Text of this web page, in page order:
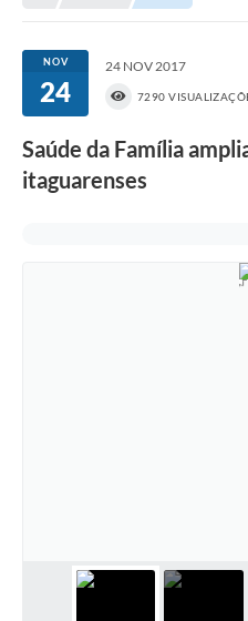
NOV
24
24 NOV 2017
7290
Saúde da Família
itaguarenses